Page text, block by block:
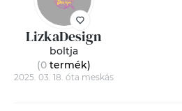
LizkaDesign
boltja
(0 termék)
2025. 03. 18. óta meskás